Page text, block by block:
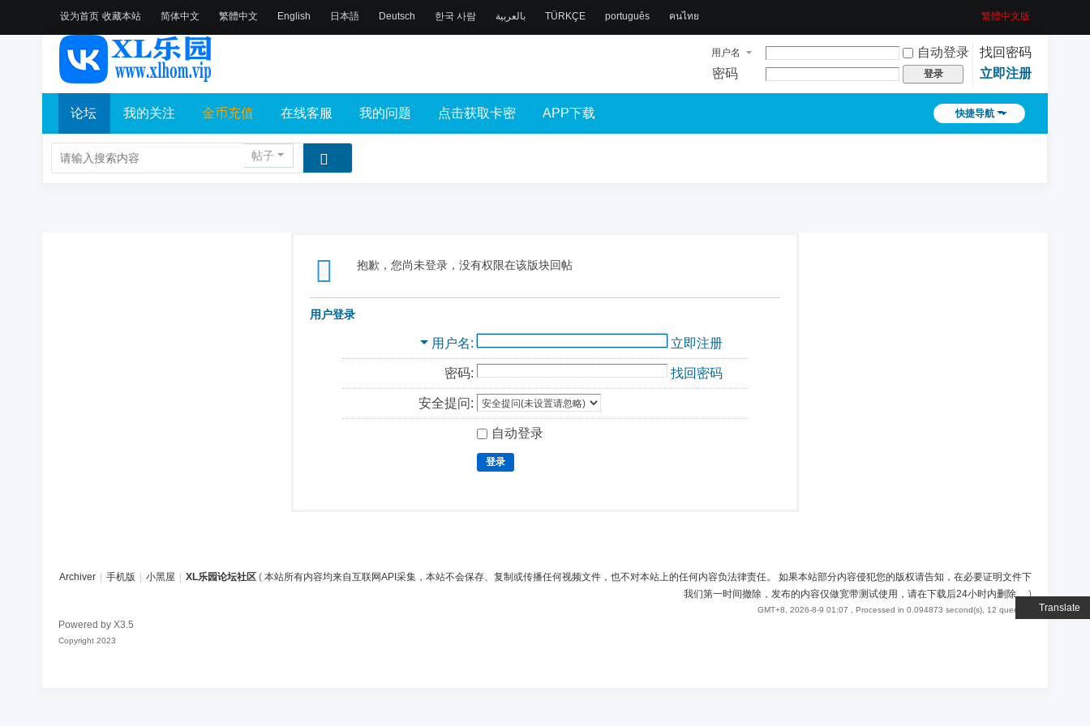
设为首页 收藏本站
Translate
简体中文 繁體中文 English 日本語 Deutsch 한국 사람 بالعربية TÜRKÇE português คนไทย 繁體中文版
用户名 自动登录
找回密码
密码
登录 立即注册
快捷导航
论坛 我的关注 金币充值 在线客服 我的问题 点击获取卡密 APP下载
帖子
抱歉，您尚未登录，没有权限在该版块回帖
用户登录
用户名 立即注册
密码: 找回密码
安全提问:
自动登录
登录
Archiver 手机版 小黑屋 XL乐园论坛社区 ( 本站所有内容均来自互联网API采集，本站不会保存、复制或传播任何视频文件，也不对本站上的任何内容负法律责任。 如果本站部分内容侵犯您的版权请告知，在必要证明文件下
我们第一时间撤除，发布的内容仅做宽带测试使用，请在下载后24小时内删除。)
GMT+8, 2026-8-9 01:07 , Processed in 0.094873 second(s), 12 queries .
Powered by X3.5
Copyright 2023